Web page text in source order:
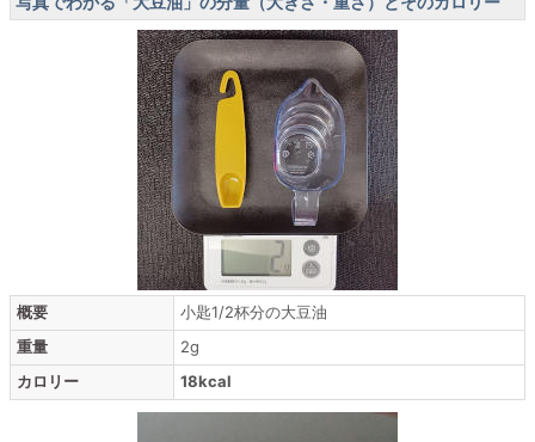
概要
小匙1/2杯分の大豆油
重量
2g
カロリー
18kcal